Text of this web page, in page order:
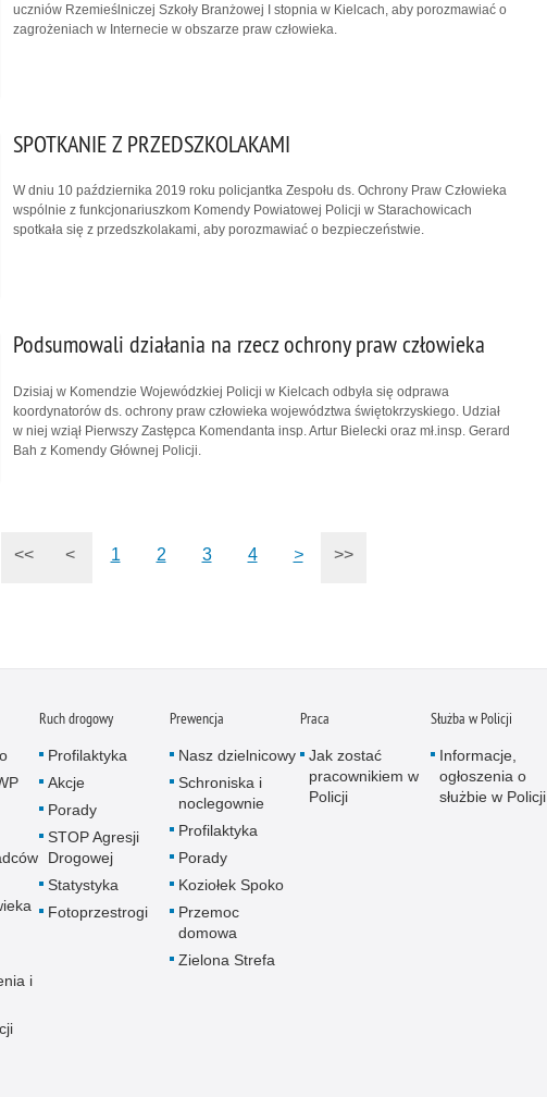
uczniów Rzemieślniczej Szkoły Branżowej I stopnia w Kielcach, aby porozmawiać o
zagrożeniach w Internecie w obszarze praw człowieka.
SPOTKANIE Z PRZEDSZKOLAKAMI
W dniu 10 października 2019 roku policjantka Zespołu ds. Ochrony Praw Człowieka
wspólnie z funkcjonariuszkom Komendy Powiatowej Policji w Starachowicach
spotkała się z przedszkolakami, aby porozmawiać o bezpieczeństwie.
Podsumowali działania na rzecz ochrony praw człowieka
Dzisiaj w Komendzie Wojewódzkiej Policji w Kielcach odbyła się odprawa
koordynatorów ds. ochrony praw człowieka województwa świętokrzyskiego. Udział
w niej wziął Pierwszy Zastępca Komendanta insp. Artur Bielecki oraz mł.insp. Gerard
Bah z Komendy Głównej Policji.
<< < 1 2 3 4 > >>
i
Ruch drogowy
Profilaktyka
Akcje
Porady
STOP Agresji
Drogowej
Statystyka
Fotoprzestrogi
Prewencja
Nasz dzielnicowy
Schroniska i
noclegownie
Profilaktyka
Porady
Koziołek Spoko
Przemoc
domowa
Zielona Strefa
Praca
Jak zostać
pracownikiem w
Policji
Służba w Policji
Informacje,
ogłoszenia o
służbie w Policji